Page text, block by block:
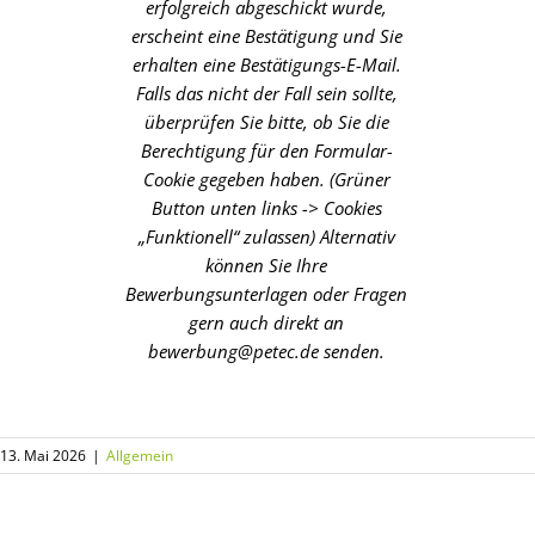
erfolgreich abgeschickt wurde,
erscheint eine Bestätigung und Sie
erhalten eine Bestätigungs-E-Mail.
Falls das nicht der Fall sein sollte,
überprüfen Sie bitte, ob Sie die
Berechtigung für den Formular-
Cookie gegeben haben. (Grüner
Button unten links -> Cookies
„Funktionell“ zulassen) Alternativ
können Sie Ihre
Bewerbungsunterlagen oder Fragen
gern auch direkt an
bewerbung@petec.de senden.
13. Mai 2026 | Allgemein